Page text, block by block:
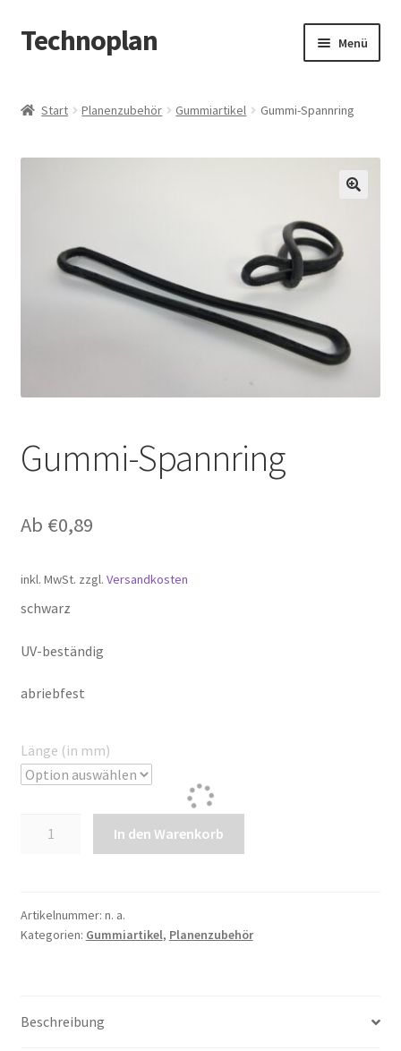
Zur
Navigation
Zum
Inhalt
Technoplan Menü
Start Planenzubehör Gummiartikel Gummi-Spannring
Gummi-Spannring
Ab €0,89
inkl. MwSt. zzgl. Versandkosten
schwarz
UV-beständig
abriebfest
Länge (in mm)
In den Warenkorb
Artikelnummer: n. a.
Kategorien: Gummiartikel, Planenzubehör
Beschreibung